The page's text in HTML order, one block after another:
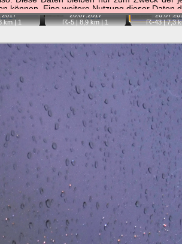
können. Eine weitere Nutzung dieser
sehr ernst und behandelt Ihre
wieder durchzulesen.
Daten” oder “Verarbeitung”)
erheben aufgrund unseres berechtigten
ab. Folgende Daten werden so protokolliert:
gelangten
und anschließend gelöscht. Dies
Website-Besuchern erheben und warum
2017
km |1
20.07.2017
☈-5| 8,9 km |1
20.07.
☈-43| 7,3